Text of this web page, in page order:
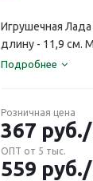
Игрушечная
длину - 11,9 см.
Подробнее
Розничная цена
367 руб.
ОПТ от 5 тыс.
559 руб.